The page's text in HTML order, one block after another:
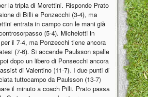
la tripla di Morettini. Risponde Prato
di Billi e Ponzecchi (3-4), ma
entrata in campo con le mani già
(5-4). Michelotti in
il 7-4, ma Ponzecchi tiene ancora
(7-6). Si accende Paulsson spalle
dopo un libero di Ponsecchi ancora
di Valentino (11-7). I due punti di
tuttocampo da Paulsson (13-7)
il minuto a coach Pilli. Prato passa